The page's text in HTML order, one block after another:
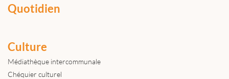
Quotidien
Culture
Médiathèque intercommunale
Chéquier culturel